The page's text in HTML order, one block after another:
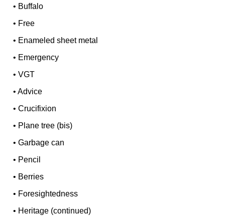
• Buffalo
• Free
• Enameled sheet metal
• Emergency
•VGT
•Advice
•Crucifixion
• Plane tree (bis)
•Garbage can
• Pencil
• Berries
• Foresightedness
• Heritage (continued)